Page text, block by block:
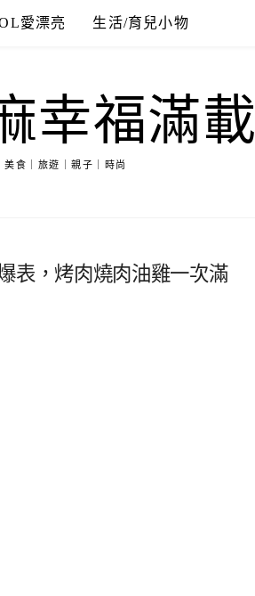
愛漂亮 生活/育兒小物
幸福滿載
美食｜旅遊｜親子｜時尚
表，烤肉燒肉油雞一次滿